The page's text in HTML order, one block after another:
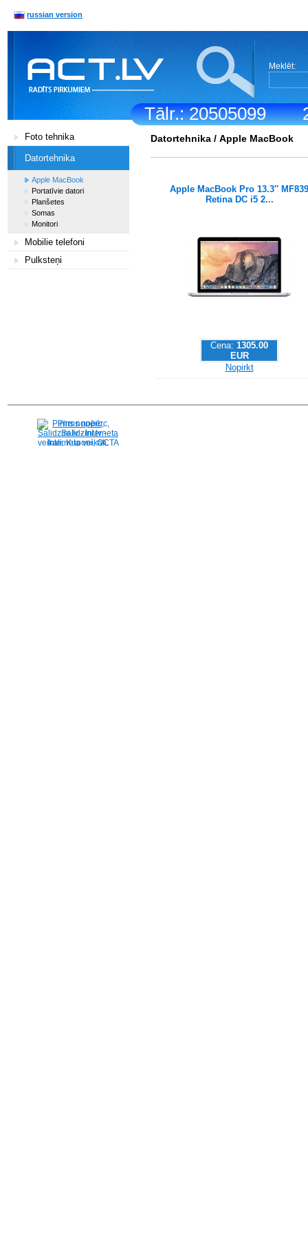
Tālr.: 20505099
russian version
Meklēt:
Foto tehnika
Datortehnika
Apple MacBook
Portatīvie datori
Planšetes
Somas
Monitori
Mobilie telefoni
Pulksteņi
Datortehnika / Apple MacBook
Apple MacBook Pro 13.3'' MF839
Retina DC i5 2...
Cena: 1305.00
EUR
Nopirkt
Pirms nopērc,
Salidzini.lv - Interneta
veikali, Kuponi, OCTA